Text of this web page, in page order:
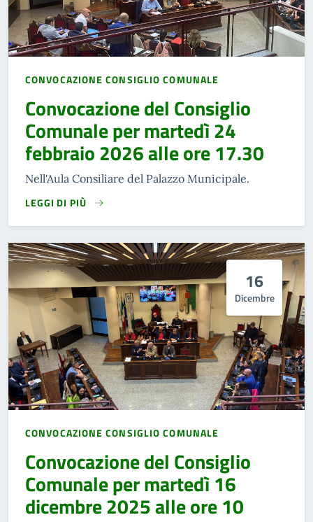
CONVOCAZIONE CONSIGLIO COMUNALE
Convocazione del Consiglio
Comunale per martedì 24
febbraio 2026 alle ore 17.30
Nell'Aula Consiliare del Palazzo Municipale.
LEGGI DI PIÙ
16
Dicembre
CONVOCAZIONE CONSIGLIO COMUNALE
Convocazione del Consiglio
Comunale per martedì 16
dicembre 2025 alle ore 10